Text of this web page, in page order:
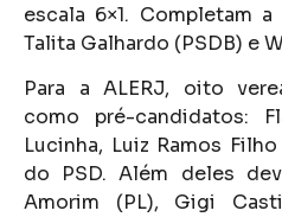
escala 6×1. Completam
Talita Galhardo (PSDB) e
Para a ALERJ, oito
como pré-candidatos:
Lucinha, Luiz Ramos
do PSD. Além deles
Amorim (PL), Gigi